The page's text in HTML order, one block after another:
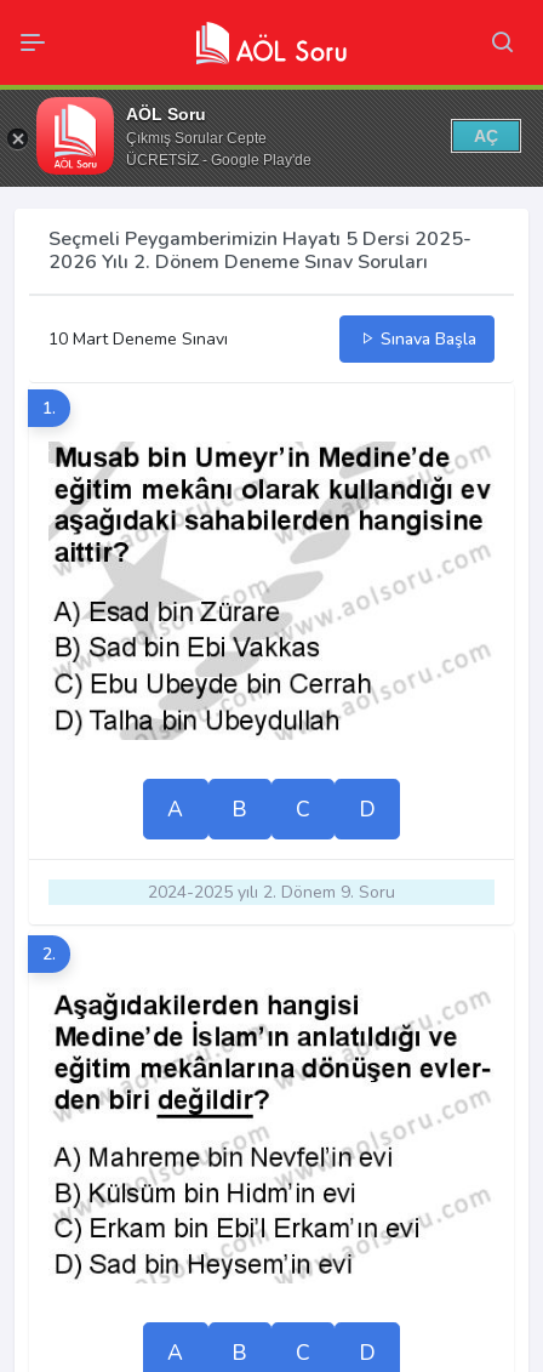
AÖL Soru
Çıkmış Sorular Cepte
ÜCRETSİZ - Google Play'de
AÇ
Seçmeli Peygamberimizin Hayatı 5 Dersi 2025-
2026 Yılı 2. Dönem Deneme Sınav Soruları
10 Mart Deneme Sınavı Sınava Başla
1.
A B C D
2024-2025 yılı 2. Dönem 9. Soru
2.
A B C D